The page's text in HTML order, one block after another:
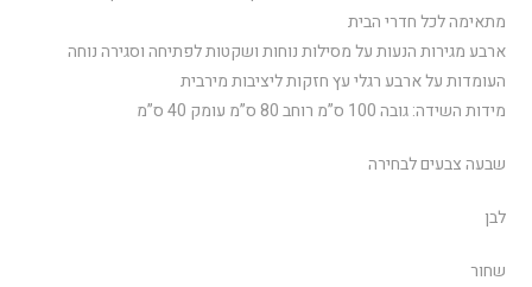
מתאימה לכל חדרי הבית
ארבע מגירות הנעות על מסילות נוחות ושקטות לפתיחה וסגירה נוחה
העומדות על ארבע רגלי עץ חזקות ליציבות מירבית
מידות השידה: גובה 100 ס”מ רוחב 80 ס”מ עומק 40 ס”מ
שבעה צבעים לבחירה
לבן
שחור